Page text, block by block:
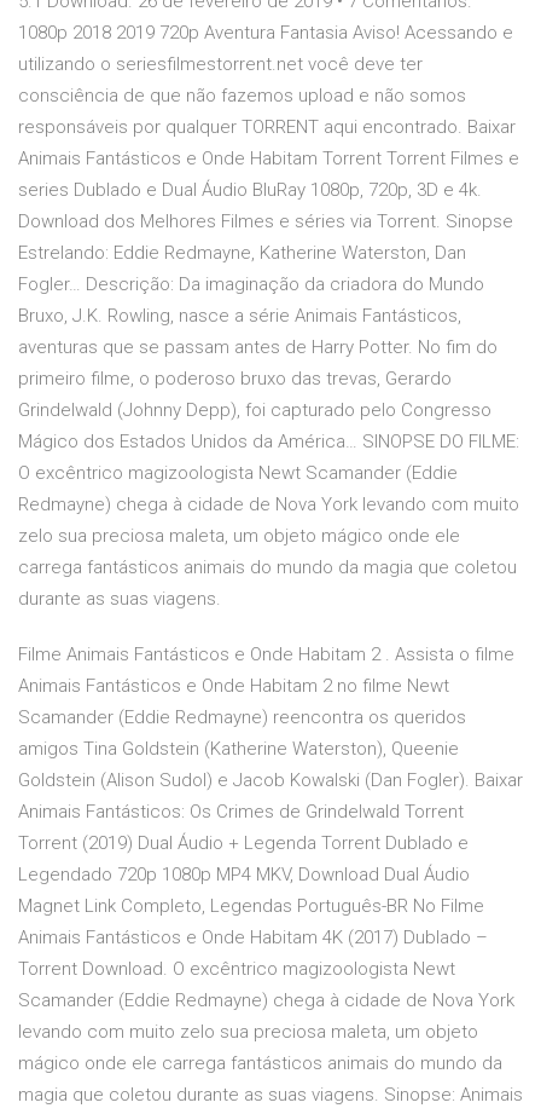
1080p 2018 2019 720p Aventura Fantasia Aviso! Acessando e
utilizando o seriesfilmestorrent.net você deve ter
consciência de que não fazemos upload e não somos
responsáveis por qualquer TORRENT aqui encontrado. Baixar
Animais Fantásticos e Onde Habitam Torrent Torrent Filmes e
series Dublado e Dual Áudio BluRay 1080p, 720p, 3D e 4k.
Download dos Melhores Filmes e séries via Torrent. Sinopse
Estrelando: Eddie Redmayne, Katherine Waterston, Dan
Fogler… Descrição: Da imaginação da criadora do Mundo
Bruxo, J.K. Rowling, nasce a série Animais Fantásticos,
aventuras que se passam antes de Harry Potter. No fim do
primeiro filme, o poderoso bruxo das trevas, Gerardo
Grindelwald (Johnny Depp), foi capturado pelo Congresso
Mágico dos Estados Unidos da América… SINOPSE DO FILME:
O excêntrico magizoologista Newt Scamander (Eddie
Redmayne) chega à cidade de Nova York levando com muito
zelo sua preciosa maleta, um objeto mágico onde ele
carrega fantásticos animais do mundo da magia que coletou
durante as suas viagens.
Filme Animais Fantásticos e Onde Habitam 2 . Assista o filme
Animais Fantásticos e Onde Habitam 2 no filme Newt
Scamander (Eddie Redmayne) reencontra os queridos
amigos Tina Goldstein (Katherine Waterston), Queenie
Goldstein (Alison Sudol) e Jacob Kowalski (Dan Fogler). Baixar
Animais Fantásticos: Os Crimes de Grindelwald Torrent
Torrent (2019) Dual Áudio + Legenda Torrent Dublado e
Legendado 720p 1080p MP4 MKV, Download Dual Áudio
Magnet Link Completo, Legendas Português-BR No Filme
Animais Fantásticos e Onde Habitam 4K (2017) Dublado –
Torrent Download. O excêntrico magizoologista Newt
Scamander (Eddie Redmayne) chega à cidade de Nova York
levando com muito zelo sua preciosa maleta, um objeto
mágico onde ele carrega fantásticos animais do mundo da
magia que coletou durante as suas viagens. Sinopse: Animais